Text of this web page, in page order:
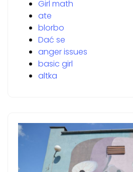
Girl math
ate
blorbo
Dać se
anger issues
basic girl
altka